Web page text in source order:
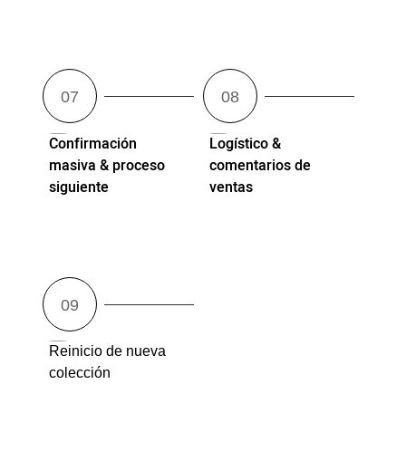
Confirmación
masiva & proceso
siguiente
Logístico &
comentarios de
ventas
Reinicio de nueva
colección